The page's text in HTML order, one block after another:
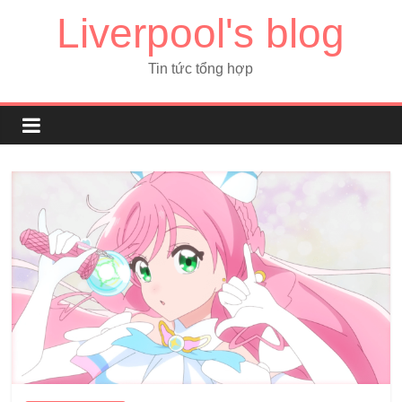
Liverpool's blog
Tin tức tổng hợp